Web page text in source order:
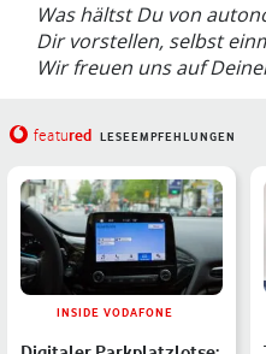
Was hältst Du von
Dir vorstellen, selbst
Wir freuen uns auf
featured LESEEMPFEHLUNGEN
INSIDE VODAFONE